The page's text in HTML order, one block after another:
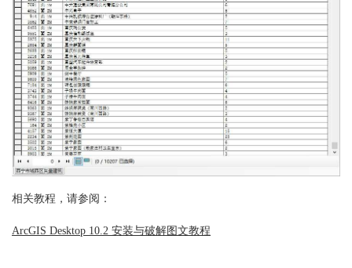
相关教程，请参阅：
ArcGIS Desktop 10.2 安装与破解图文教程